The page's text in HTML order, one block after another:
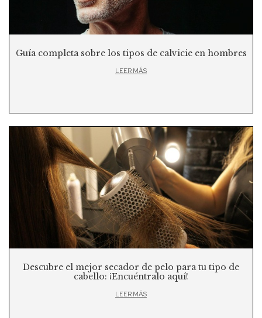
Guía completa sobre los tipos de calvicie en hombres
LEER MÁS
Descubre el mejor secador de pelo para tu tipo de
cabello: ¡Encuéntralo aquí!
LEER MÁS